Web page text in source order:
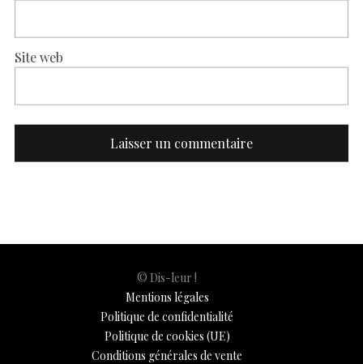
Site web
© Dis-leur !
Mentions légales
Politique de confidentialité
Politique de cookies (UE)
Conditions générales de vente